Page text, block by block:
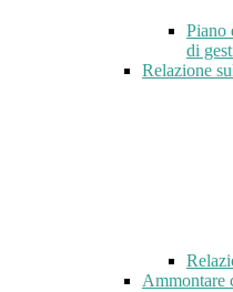
Piano
di
Relazione
Ammontare